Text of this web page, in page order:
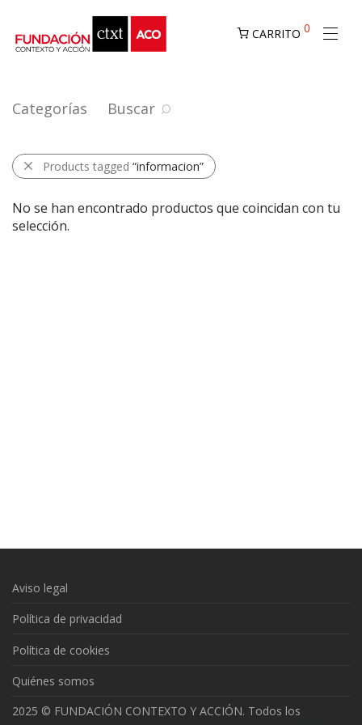
CARRITO 0
Categorías Buscar
Products tagged “informacion”
No se han encontrado productos que coincidan con tu
selección.
Aviso legal
Política de privacidad
Política de cookies
Quiénes somos
2025 © FUNDACIÓN CONTEXTO Y ACCIÓN. Todos los